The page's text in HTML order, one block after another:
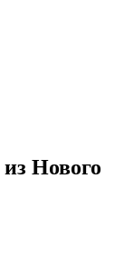
из Нового